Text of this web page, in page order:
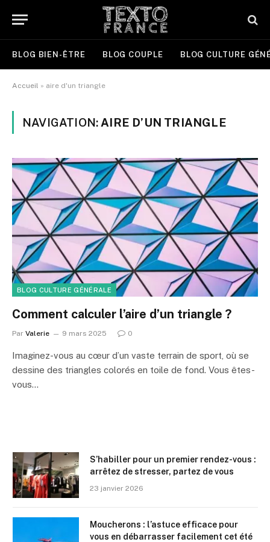
BLOG BIEN-ÊTRE BLOG COUPLE BLOG CULTURE
Accueil » aire d'un triangle
NAVIGATION: AIRE D’UN TRIANGLE
BLOG CULTURE GÉNÉRALE
Comment calculer l’aire d’un triangle ?
Par Valerie 9 mars 2025 0
Imaginez-vous au cœur d’un vaste terrain de sport, où se
dessine des triangles colorés en toile de fond. Vous êtes-
vous…
S’habiller pour un premier rendez-vous :
arrêtez de stresser, partez de vous
23 janvier 2026
Moucherons : l’astuce efficace pour
vous en débarrasser facilement cet été